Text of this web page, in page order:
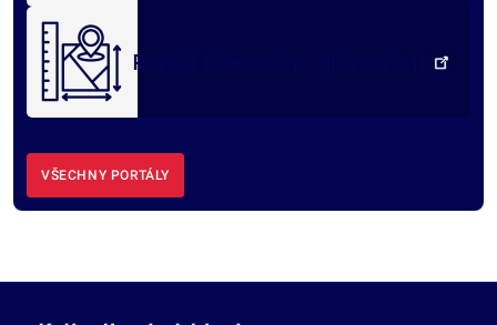
Portál územního plánování
VŠECHNY PORTÁLY